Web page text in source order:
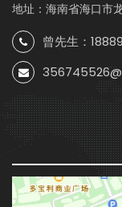
地址：海南省海口市
曾先生：